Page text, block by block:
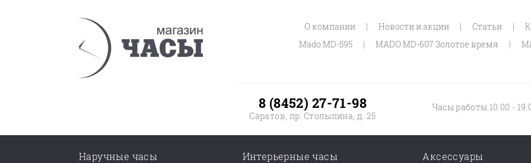
О компании | Новости и акции | Статьи |
Mado MD-595
| MADO MD-607 Золотое время |
8 (8452) 27-71-98
Саратов, пр. Столыпина, д. 25
Часы работы 10:00 -
Наручные часы Интерьерные часы Аксессуары